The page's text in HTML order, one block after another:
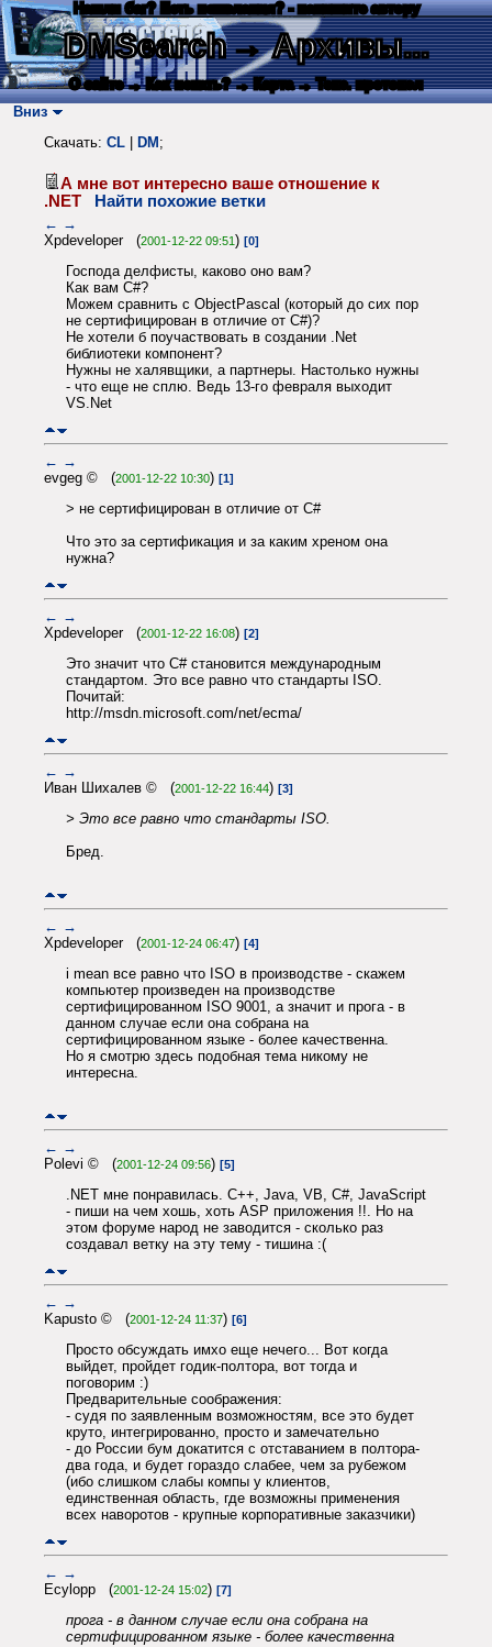
Нашли баг? Есть пожелания? - напишите автору
DMSearch→ Архивы...
О сайте → Как искать? → Карта → Текс. протокол
Вниз
Скачать: CL DM ;
А мне вот интересно ваше отношение к
.NET
Найти похожие ветки
← →
Xpdeveloper (2001-12-22 09:51) [0]
Господа делфисты, каково оно вам?
Как вам C#?
Можем сравнить с ObjectPascal (который до сих пор
не сертифицирован в отличие от C#)?
Не хотели б поучаствовать в создании .Net
библиотеки компонент?
Нужны не халявщики, а партнеры. Настолько нужны
- что еще не сплю. Ведь 13-го февраля выходит
VS.Net
← →
evgeg © (2001-12-22 10:30) [1]
> не сертифицирован в отличие от C#
Что это за сертификация и за каким хреном она
нужна?
← →
Xpdeveloper (2001-12-22 16:08) [2]
Это значит что С# становится международным
стандартом. Это все равно что стандарты ISO.
Почитай:
http://msdn.microsoft.com/net/ecma/
← →
Иван Шихалев © (2001-12-22 16:44) [3]
> Это все равно что стандарты ISO.
Бред.
← →
Xpdeveloper (2001-12-24 06:47) [4]
i mean все равно что ISO в производстве - скажем
компьютер произведен на производстве
сертифицированном ISO 9001, а значит и прога - в
данном случае если она собрана на
сертифицированном языке - более качественна.
Но я смотрю здесь подобная тема никому не
интересна.
← →
Polevi © (2001-12-24 09:56) [5]
.NET мне понравилась. С++, Java, VB, C#, JavaScript
- пиши на чем хошь, хоть ASP приложения !!. Но на
этом форуме народ не заводится - сколько раз
создавал ветку на эту тему - тишина :(
← →
Kapusto © (2001-12-24 11:37) [6]
Просто обсуждать имхо еще нечего... Вот когда
выйдет, пройдет годик-полтора, вот тогда и
поговорим :)
Предварительные соображения:
- судя по заявленным возможностям, все это будет
круто, интегрированно, просто и замечательно
- до России бум докатится с отставанием в полтора-
два года, и будет гораздо слабее, чем за рубежом
(ибо слишком слабы компы у клиентов,
единственная область, где возможны применения
всех наворотов - крупные корпоративные заказчики)
← →
Ecylopp (2001-12-24 15:02) [7]
прога - в данном случае если она собрана на
сертифицированном языке - более качественна